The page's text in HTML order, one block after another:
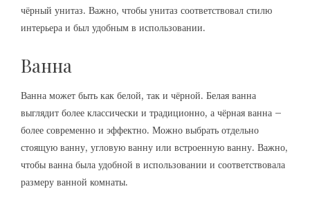
чёрный унитаз. Важно, чтобы унитаз соответствовал стилю
интерьера и был удобным в использовании.
Ванна
Ванна может быть как белой, так и чёрной. Белая ванна
выглядит более классически и традиционно, а чёрная ванна –
более современно и эффектно. Можно выбрать отдельно
стоящую ванну, угловую ванну или встроенную ванну. Важно,
чтобы ванна была удобной в использовании и соответствовала
размеру ванной комнаты.